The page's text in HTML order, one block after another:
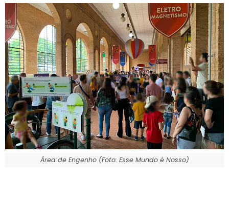
Área de Engenho (Foto: Esse Mundo é Nosso)